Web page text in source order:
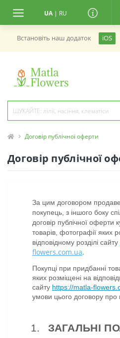
UA | RU
Встановiть наш додаток iOS
Договір публічної оферти
Договір публічної
За цим договором
покупець, з іншого боку
договір публічної оферти
товарів, фотографії яких
відповідному розділі сайту
flowers.com.ua.
Покупці при придбанні
яких розміщені на
сайту https://matla-
умови цього договору про
ЗАГАЛЬНІ